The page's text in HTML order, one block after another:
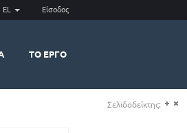
EL Είσοδος
ΤΟ ΈΡΓΟ
Σελιδοδείκτης: